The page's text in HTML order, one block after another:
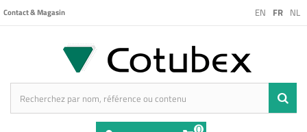
EN FR NL
Contact & Magasin